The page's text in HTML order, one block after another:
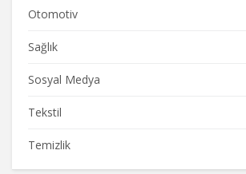
Otomotiv
Sağlık
Sosyal Medya
Tekstil
Temizlik